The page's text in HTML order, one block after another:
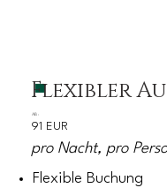
Flexibler
AB:
91 EUR
pro Nacht, pro
Flexible Buchung